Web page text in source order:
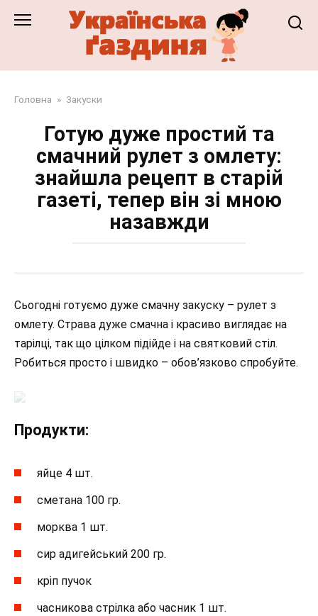
Головна » Закуски
Готую дуже простий та
смачний рулет з омлету:
знайшла рецепт в старій
газеті, тепер він зі мною
назавжди
Сьогодні готуємо дуже смачну закуску – рулет з
омлету. Страва дуже смачна і красиво виглядає на
тарілці, так що цілком підійде і на святковий стіл.
Робиться просто і швидко – обов’язково спробуйте.
Продукти:
яйце 4 шт.
сметана 100 гр.
морква 1 шт.
сир адигейський 200 гр.
кріп пучок
часникова стрілка або часник 1 шт.